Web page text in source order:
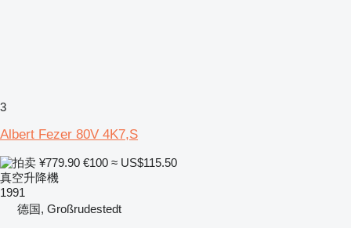
3
Albert Fezer 80V 4K7,S
¥779.90 €100 ≈ US$115.50
真空升降機
1991
德国, Großrudestedt